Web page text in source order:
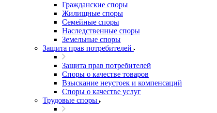
Гражданские споры
Жилищные споры
Семейные споры
Наследственные споры
Земельные споры
Защита прав потребителей
Защита прав потребителей
Споры о качестве товаров
Взыскание неустоек и компенсаций
Споры о качестве услуг
Трудовые споры